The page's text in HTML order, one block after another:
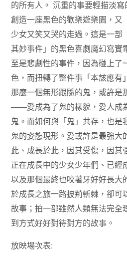
的所有人。 沉重的事要輕描淡
創造一座黑色的歡樂遊樂園，又
少女又笑又哭的走過。這是一部
其妙事件」的黑色喜劇魔幻寫實
至是悲劇性的事件，因為碰上了
色，而扭轉了整件事「本該應有
那麼一個無形跟隨的鬼，或許是
——愛成為了鬼的樣貌，愛人成
鬼。而如何與「鬼」共存，也是
鬼的姿態現形。愛或許是最強大
此、成長於此，因其受傷，因其
正在成長中的少女少年們、已經
以及那個最終也咬著牙好好長大
於成長之旅一路披荊斬棘，卻可
故事；拍一部雖然人類無法完全
到方式好好對待對方的故事。
放映場次表: